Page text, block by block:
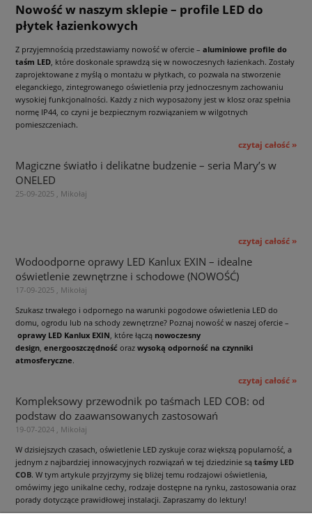
Nowość w naszym sklepie – profile LED do
płytek łazienkowych
Z przyjemnością przedstawiamy nowość w ofercie – aluminiowe profile do
taśm LED , które doskonale sprawdzą się w nowoczesnych łazienkach. Zostały
zaprojektowane z myślą o montażu w płytkach, co pozwala na stworzenie
eleganckiego, zintegrowanego oświetlenia przy jednoczesnym zachowaniu
wysokiej funkcjonalności. Każdy z nich wyposażony jest w klosz oraz spełnia
normę IP44, co czyni je bezpiecznym rozwiązaniem w wilgotnych
pomieszczeniach.
czytaj całość »
Magiczne światło i delikatne budzenie – seria Mary’s w
ONELED
25-09-2025 , Mikołaj
czytaj całość »
Wodoodporne oprawy LED Kanlux EXIN – idealne
oświetlenie zewnętrzne i schodowe (NOWOŚĆ)
17-09-2025 , Mikołaj
Szukasz trwałego i odpornego na warunki pogodowe oświetlenia LED do
domu, ogrodu lub na schody zewnętrzne? Poznaj nowość w naszej ofercie –
oprawy LED Kanlux EXIN , które łączą nowoczesny
design energooszczędność oraz wysoką odporność na czynniki
atmosferyczne.
czytaj całość »
Kompleksowy przewodnik po taśmach LED COB: od
podstaw do zaawansowanych zastosowań
19-07-2024 , Mikołaj
W dzisiejszych czasach, oświetlenie LED zyskuje coraz większą popularność, a
jednym z najbardziej innowacyjnych rozwiązań w tej dziedzinie są taśmy LED
COB. W tym artykule przyjrzymy się bliżej temu rodzajowi oświetlenia,
omówimy jego unikalne cechy, rodzaje dostępne na rynku, zastosowania oraz
porady dotyczące prawidłowej instalacji. Zapraszamy do lektury!